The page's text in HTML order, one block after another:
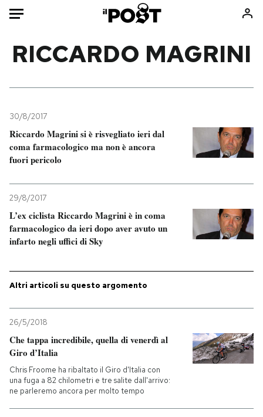
Mondo
Politica
Tecnologia
Internet
Scienza
Cultura
Economia
Sport
Consumismi
Storie/Idee
Media
Altrecose
Mondiali calcio 2026
PODCAST
NEWSLETTER
I MIEI PREFERITI
RICCARDO MAGRINI
30/8/2017
Riccardo Magrini si è risvegliato ieri dal
coma farmacologico ma non è ancora
fuori pericolo
29/8/2017
L’ex ciclista Riccardo Magrini è in coma
farmacologico da ieri dopo aver avuto un
infarto negli uffici di Sky
Altri articoli su questo argomento
26/5/2018
Che tappa incredibile, quella di venerdì al
Giro d’Italia
Chris Froome ha ribaltato il Giro d'Italia con
una fuga a 82 chilometri e tre salite dall'arrivo:
ne parleremo ancora per molto tempo